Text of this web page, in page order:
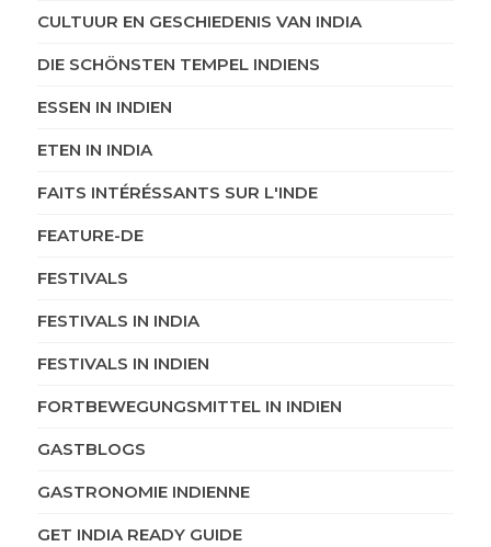
CULTUUR EN GESCHIEDENIS VAN INDIA
DIE SCHÖNSTEN TEMPEL INDIENS
ESSEN IN INDIEN
ETEN IN INDIA
FAITS INTÉRÉSSANTS SUR L'INDE
FEATURE-DE
FESTIVALS
FESTIVALS IN INDIA
FESTIVALS IN INDIEN
FORTBEWEGUNGSMITTEL IN INDIEN
GASTBLOGS
GASTRONOMIE INDIENNE
GET INDIA READY GUIDE